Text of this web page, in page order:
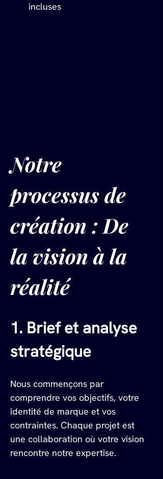
incluses
Notre
processus de
création : De
la vision à la
réalité
1. Brief et analyse
stratégique
Nous commençons par
comprendre vos objectifs, votre
identité de marque et vos
contraintes. Chaque projet est
une collaboration où votre vision
rencontre notre expertise.